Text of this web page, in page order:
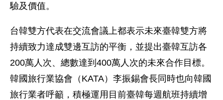
驗及價值。
台韓雙方代表在交流會議上都表示未來臺韓雙方將
持續致力達成雙邊互訪的平衡，並提出臺韓互訪各
200萬人次、總數達到400萬人次的未來合作目標。
韓國旅行業協會（KATA）李振錫會長同時也向韓國
旅行業者呼籲，積極運用目前臺韓每週航班持續增